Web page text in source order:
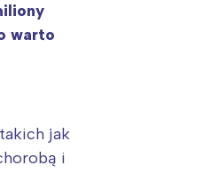
warto
jak
i